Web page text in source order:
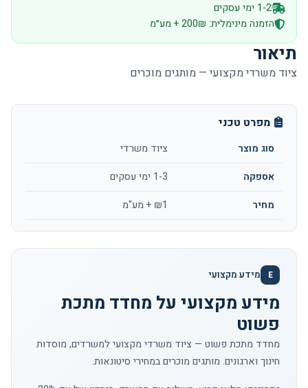
1-2 ימי עסקים
הזמנה מינימלית: 200₪ + מע״מ
תיאור
ציוד משרדי מקצועי — מותגים מוכרים
מפרט טכני
סוג מוצר
ציוד משרדי
אספקה
1-3 ימי עסקים
מחיר
₪1 + מע"מ
E מידע מקצועי
מידע מקצועי על מחדד מתכת
פשוט
מחדד מתכת פשוט — ציוד משרדי מקצועי למשרדים, מוסדות
חינוך וארגונים. מותגים מוכרים במחירי סיטונאות.